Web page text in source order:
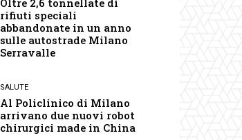
Oltre 2,6 tonnellate di
rifiuti speciali
abbandonate in un anno
sulle autostrade Milano
Serravalle
SALUTE
Al Policlinico di Milano
arrivano due nuovi robot
chirurgici made in China